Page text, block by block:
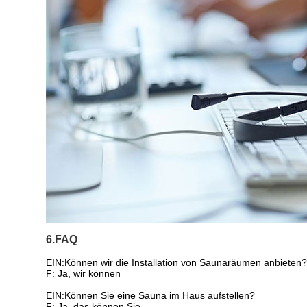
6.FAQ
EIN:Können wir die Installation von Saunaräumen anbieten?
F: Ja, wir können
EIN:Können Sie eine Sauna im Haus aufstellen?